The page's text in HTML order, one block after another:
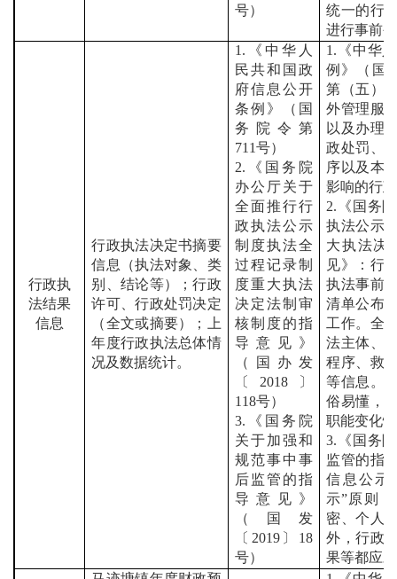
号）
统一的行
进行事前
行政执
法结果
信息
行政执法决定书摘要
信息（执法对象、类
别、结论等）；行政
许可、行政处罚决定
（全文或摘要）；上
年度行政执法总体情
况及数据统计。
1. 《中华人
民共和国政
府信息公开
条例》（国
务院令第
711号）
2. 《国务院
办公厅关于
全面推行行
政执法公示
制度执法全
过程记录制
度重大执法
决定法制审
核制度的指
导意见》
（国办发
〔 2018 〕
118号）
3. 《国务院
关于加强和
规范事中事
后监管的指
导意见》
（国发
〔 2019〕 18
号）
1. 《中华
例》（国
第（五）
外管理服
以及办理
政处罚、
序以及本
影响的行
2. 《国务
执法公示
大执法决
见》：行
执法事前
清单公布
工作。全
法主体、
程序、救
等信息。
俗易懂，
职能变化
3. 《国务
监管的指
信息公示
示”原则
密、个人
外，行政
果等都应